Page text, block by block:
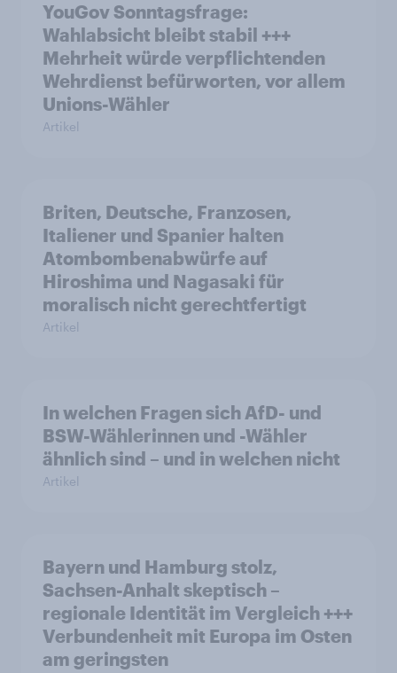
YouGov Sonntagsfrage:
Wahlabsicht bleibt stabil +++
Mehrheit würde verpflichtenden
Wehrdienst befürworten, vor allem
Unions-Wähler
Artikel
Briten, Deutsche, Franzosen,
Italiener und Spanier halten
Atombombenabwürfe auf
Hiroshima und Nagasaki für
moralisch nicht gerechtfertigt
Artikel
In welchen Fragen sich AfD- und
BSW-Wählerinnen und -Wähler
ähnlich sind – und in welchen nicht
Artikel
Bayern und Hamburg stolz,
Sachsen-Anhalt skeptisch –
regionale Identität im Vergleich +++
Verbundenheit mit Europa im Osten
am geringsten